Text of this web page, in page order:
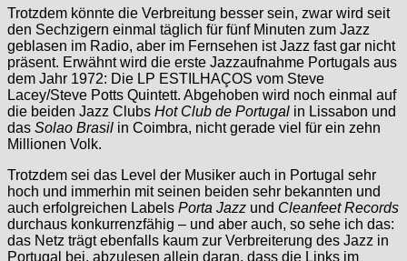
Trotzdem könnte die Verbreitung besser sein, zwar wird seit
den Sechzigern einmal täglich für fünf Minuten zum Jazz
geblasen im Radio, aber im Fernsehen ist Jazz fast gar nicht
präsent. Erwähnt wird die erste Jazzaufnahme Portugals aus
dem Jahr 1972: Die LP ESTILHAÇOS vom Steve
Lacey/Steve Potts Quintett. Abgehoben wird noch einmal auf
die beiden Jazz Clubs Hot Club de Portugal in Lissabon und
das Solao Brasil in Coimbra, nicht gerade viel für ein zehn
Millionen Volk.
Trotzdem sei das Level der Musiker auch in Portugal sehr
hoch und immerhin mit seinen beiden sehr bekannten und
auch erfolgreichen Labels Porta Jazz und Cleanfeet Records
durchaus konkurrenzfähig – und aber auch, so sehe ich das:
das Netz trägt ebenfalls kaum zur Verbreiterung des Jazz in
Portugal bei, abzulesen allein daran, dass die Links im